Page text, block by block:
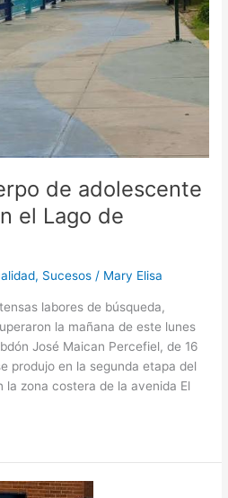
de adolescente
el Lago de
, Sucesos / Mary Elisa
labores de búsqueda,
la mañana de este lunes
José Maican Percefiel, de 16
produjo en la segunda etapa del
la zona costera de la avenida El